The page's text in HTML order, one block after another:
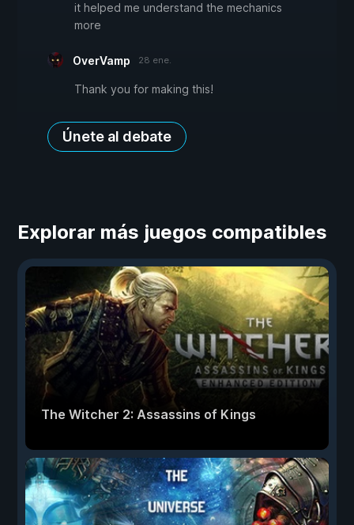
it helped me understand the mechanics
more
OverVamp 28 ene.
Thank you for making this!
Únete al debate
Explorar más juegos compatibles
The Witcher 2: Assassins of Kings